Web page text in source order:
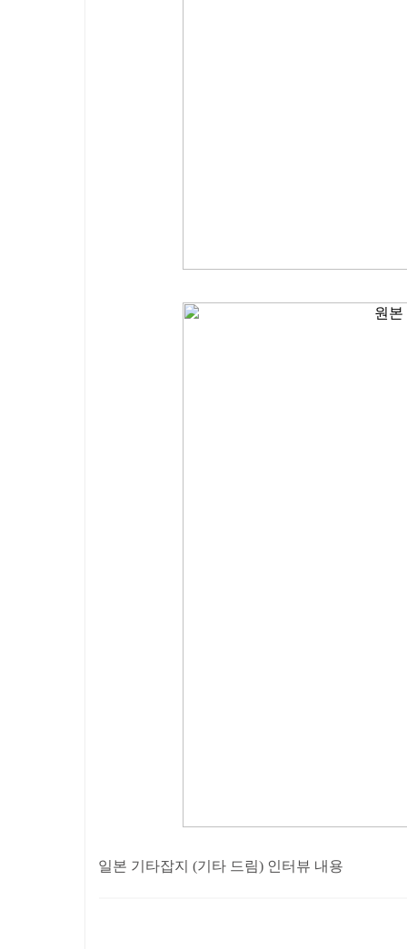
일본 기타잡지 (기타 드림) 인터뷰 내용